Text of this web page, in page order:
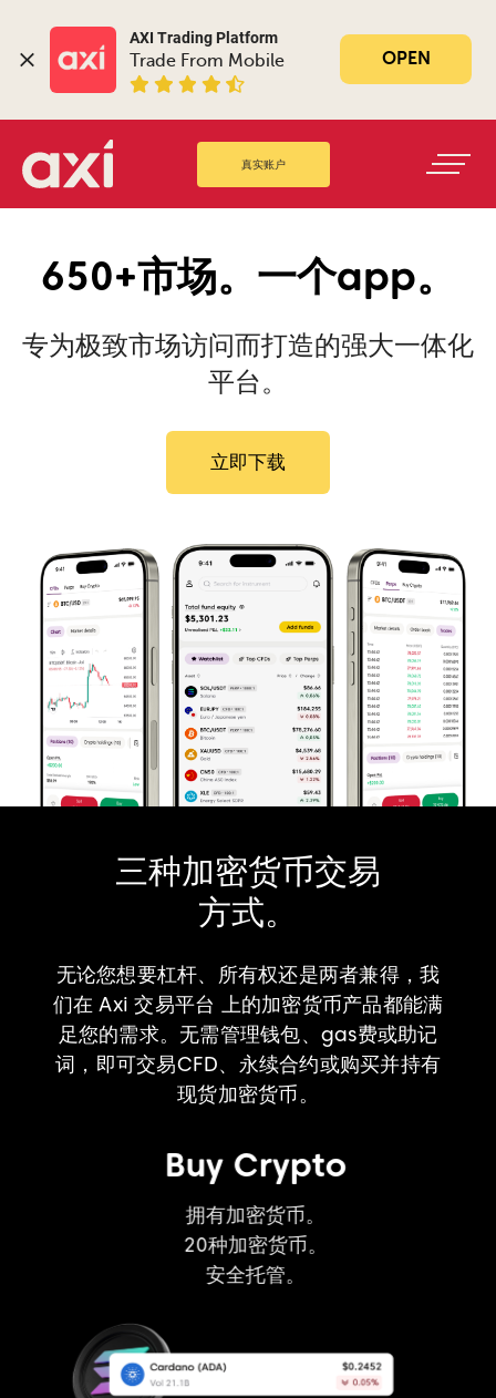
AXI Trading Platform
Trade From Mobile OPEN
真实账户
650+市场。一个app。
专为极致市场访问而打造的强大一体化
平台。
立即下载
三种加密货币交易
方式。
无论您想要杠杆、所有权还是两者兼得，我
们在 Axi 交易平台 上的加密货币产品都能满
足您的需求。无需管理钱包、gas费或助记
词，即可交易CFD、永续合约或购买并持有
现货加密货币。
Buy Crypto
拥有加密货币。
20种加密货币。
安全托管。